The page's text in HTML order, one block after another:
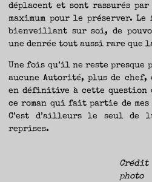
déplacent et sont rassurés
maximum pour le préserver.
bienveillant sur soi, de
une denrée tout aussi rare que
Une fois qu’il ne reste presque
aucune Autorité, plus de chef,
en définitive à cette question
ce roman qui fait partie de
C’est d’ailleurs le seul
reprises.
Crédit
photo